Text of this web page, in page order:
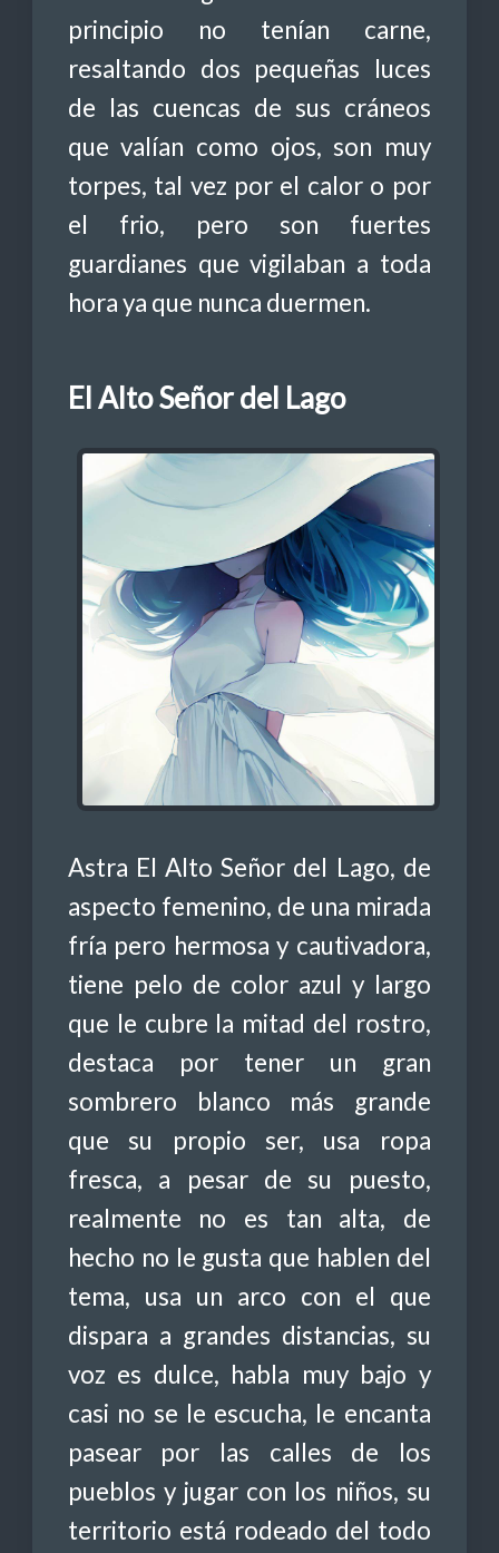
principio no tenían carne,
resaltando dos pequeñas luces
de las cuencas de sus cráneos
que valían como ojos, son muy
torpes, tal vez por el calor o por
el frio, pero son fuertes
guardianes que vigilaban a toda
hora ya que nunca duermen.
El Alto Señor del Lago
Astra El Alto Señor del Lago, de
aspecto femenino, de una mirada
fría pero hermosa y cautivadora,
tiene pelo de color azul y largo
que le cubre la mitad del rostro,
destaca por tener un gran
sombrero blanco más grande
que su propio ser, usa ropa
fresca, a pesar de su puesto,
realmente no es tan alta, de
hecho no le gusta que hablen del
tema, usa un arco con el que
dispara a grandes distancias, su
voz es dulce, habla muy bajo y
casi no se le escucha, le encanta
pasear por las calles de los
pueblos y jugar con los niños, su
territorio está rodeado del todo